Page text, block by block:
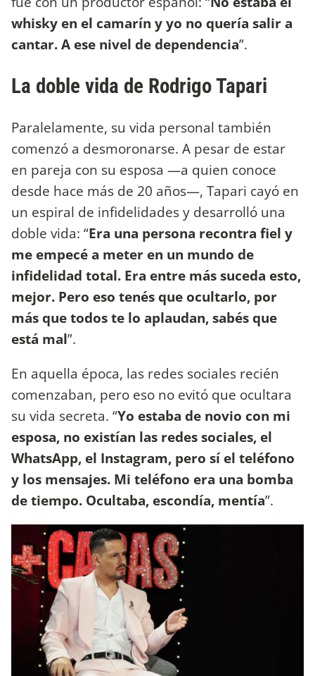
whisky en el camarín y yo no quería salir a
cantar. A ese nivel de dependencia”.
La doble vida de Rodrigo Tapari
Paralelamente, su vida personal también
comenzó a desmoronarse. A pesar de estar
en pareja con su esposa —a quien conoce
desde hace más de 20 años—, Tapari cayó en
un espiral de infidelidades y desarrolló una
doble vida: “Era una persona recontra fiel y
me empecé a meter en un mundo de
infidelidad total. Era entre más suceda esto,
mejor. Pero eso tenés que ocultarlo, por
más que todos te lo aplaudan, sabés que
está mal”.
En aquella época, las redes sociales recién
comenzaban, pero eso no evitó que ocultara
su vida secreta. “Yo estaba de novio con mi
esposa, no existían las redes sociales, el
WhatsApp, el Instagram, pero sí el teléfono
y los mensajes. Mi teléfono era una bomba
de tiempo. Ocultaba, escondía, mentía”.